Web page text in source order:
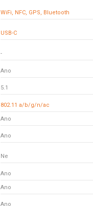
WiFi, NFC, GPS, Bluetooth
USB-C
-
Ano
5.1
802.11 a/b/g/n/ac
Ano
Ano
Ne
Ano
Ano
Ano